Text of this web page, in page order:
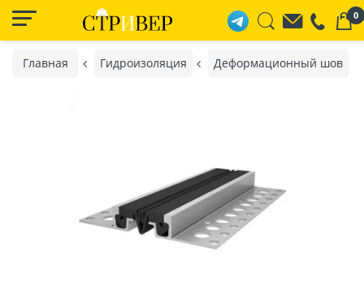
0
Главная Гидроизоляция Деформационный шов